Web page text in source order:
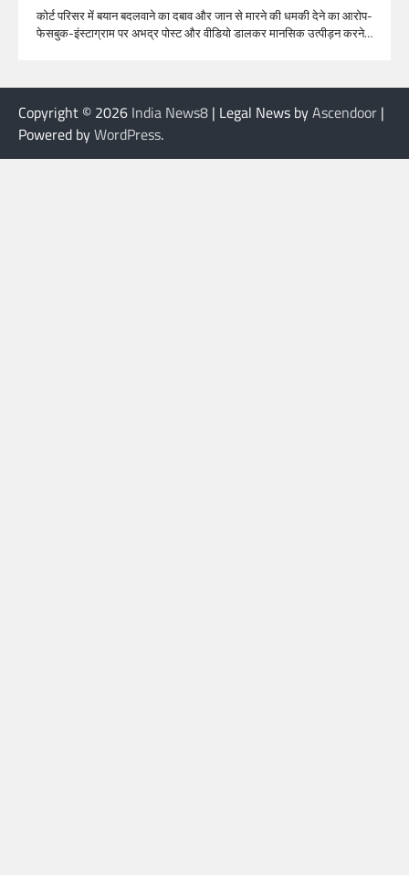
कोर्ट परिसर में बयान बदलवाने का दबाव और जान से मारने की धमकी देने का आरोप-
फेसबुक-इंस्टाग्राम पर अभद्र पोस्ट और वीडियो डालकर मानसिक उत्पीड़न करने…
Copyright © 2026 India News8 | Legal News byAscendoor |
Powered byWordPress.